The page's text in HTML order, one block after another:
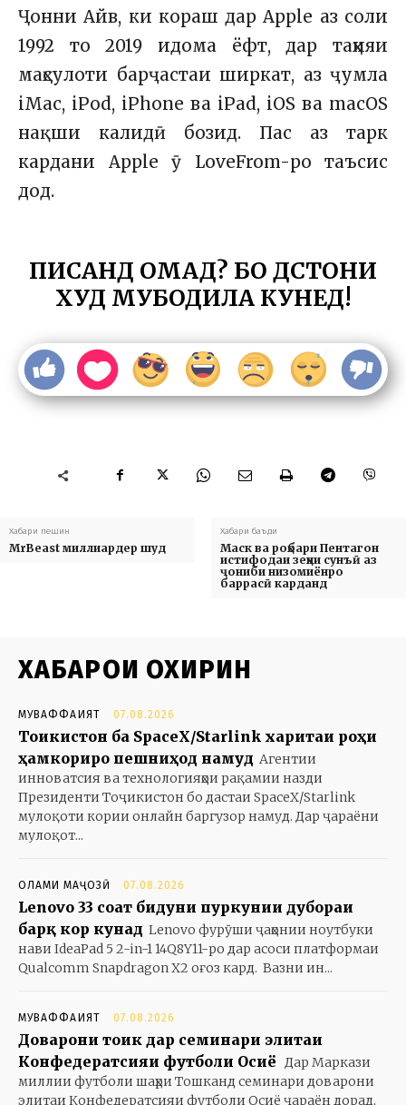
Ҷонни Айв, ки кораш дар Apple аз соли
1992 то 2019 идома ёфт, дар таҳияи
маҳсулоти барҷастаи ширкат, аз ҷумла
iMac, iPod, iPhone ва iPad, iOS ва macOS
нақши калидӣ бозид. Пас аз тарк
кардани Apple ӯ LoveFrom-ро таъсис
дод.
ПИСАНД ОМАД? БО ДӮСТОНИ
ХУД МУБОДИЛА КУНЕД!
Хабари пешин
MrBeast миллиардер шуд
Хабари баъди
Маск ва роҳбари Пентагон
истифодаи зеҳни сунъӣ аз
ҷониби низомиёнро
баррасӣ карданд
ХАБАРҲОИ ОХИРИН
МУВАФФАҚИЯТ 07.08.2026
Тоҷикистон ба SpaceX/Starlink харитаи роҳи
ҳамкориро пешниҳод намуд Агентии
инноватсия ва технологияҳои рақамии назди
Президенти Тоҷикистон бо дастаи SpaceX/Starlink
мулоқоти кории онлайн баргузор намуд. Дар ҷараёни
мулоқот...
ОЛАМИ МАҶОЗӢ 07.08.2026
Lenovo 33 соат бидуни пуркунии дубораи
барқ кор кунад Lenovo фурӯши ҷаҳонии ноутбуки
нави IdeaPad 5 2-in-1 14Q8Y11-ро дар асоси платформаи
Qualcomm Snapdragon X2 оғоз кард. Вазни ин...
МУВАФФАҚИЯТ 07.08.2026
Доварони тоҷик дар семинари элитаи
Конфедератсияи футболи Осиё Дар Маркази
миллии футболи шаҳри Тошканд семинари доварони
элитаи Конфедератсияи футболи Осиё ҷараён дорад,